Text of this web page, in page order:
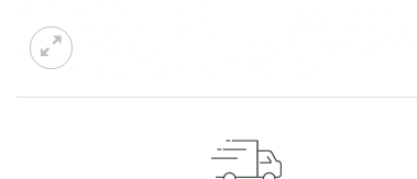
ADICIONE UM PEQUENO EXTRA À SUA
Escolha um de nossos presentes extras.